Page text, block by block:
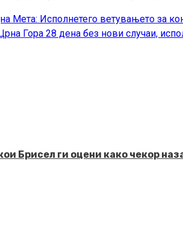
Мета: Исполнетего ветувањето за
Гора 28 дена без нови случаи,
Брисел ги оцени како чекор